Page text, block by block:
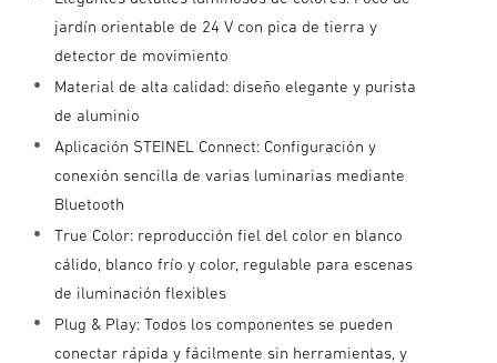
jardín orientable de 24 V con pica de tierra y
detector de movimiento
Material de alta calidad: diseño elegante y purista
de aluminio
Aplicación STEINEL Connect: Configuración y
conexión sencilla de varias luminarias mediante
Bluetooth
True Color: reproducción fiel del color en blanco
cálido, blanco frío y color, regulable para escenas
de iluminación flexibles
Plug & Play: Todos los componentes se pueden
conectar rápida y fácilmente sin herramientas, y